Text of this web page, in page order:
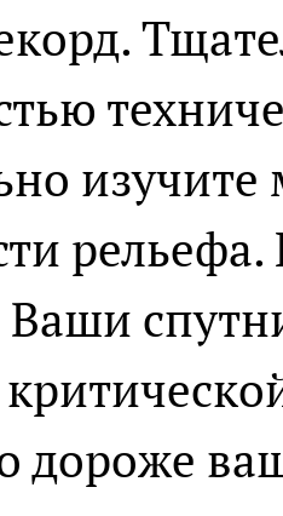
изучите
рельефа.
дороже